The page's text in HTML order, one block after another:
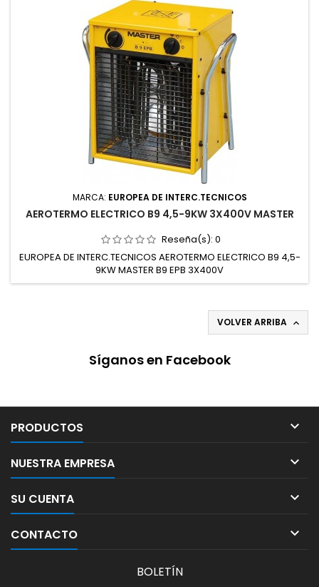
MARCA: EUROPEA DE INTERC.TECNICOS
AEROTERMO ELECTRICO B9 4,5-9KW 3X400V MASTER
Reseña(s): 0
EUROPEA DE INTERC.TECNICOS AEROTERMO ELECTRICO B9 4,5-
9KW MASTER B9 EPB 3X400V
VOLVER ARRIBA 
Síganos en Facebook
PRODUCTOS 
NUESTRA EMPRESA 
SU CUENTA 
CONTACTO 
BOLETÍN